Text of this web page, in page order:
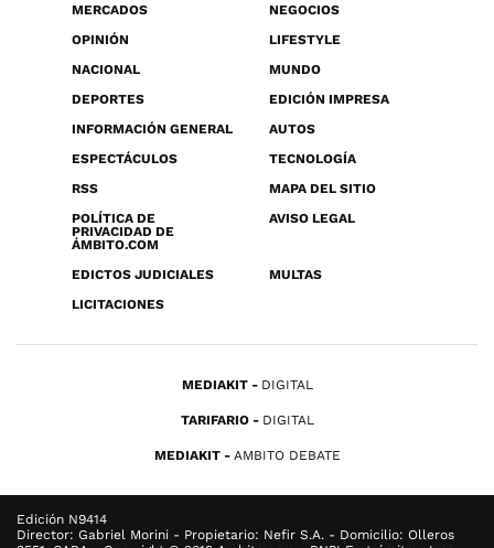
MERCADOS
NEGOCIOS
OPINIÓN
LIFESTYLE
NACIONAL
MUNDO
DEPORTES
EDICIÓN IMPRESA
INFORMACIÓN GENERAL
AUTOS
ESPECTÁCULOS
TECNOLOGÍA
RSS
MAPA DEL SITIO
POLÍTICA DE
PRIVACIDAD DE
ÁMBITO.COM
AVISO LEGAL
EDICTOS JUDICIALES
MULTAS
LICITACIONES
MEDIAKIT DIGITAL
TARIFARIO DIGITAL
MEDIAKIT AMBITO DEBATE
Edición N9414
Director: Gabriel Morini - Propietario: Nefir S.A. - Domicilio: Olleros